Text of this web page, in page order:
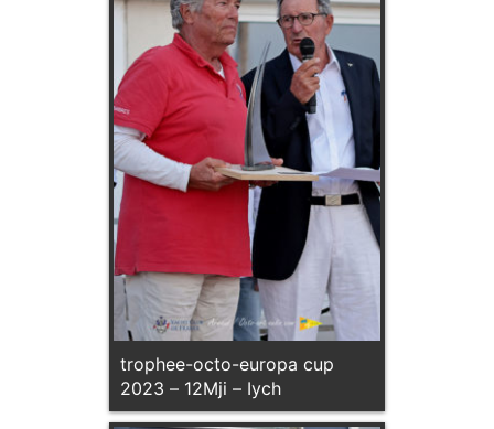
trophee-octo-europa cup
2023 – 12Mji – Iych